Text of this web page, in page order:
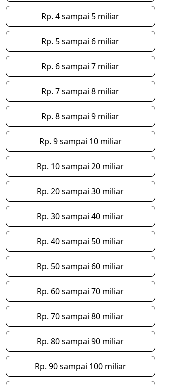
Rp. 4 sampai 5 miliar
Rp. 5 sampai 6 miliar
Rp. 6 sampai 7 miliar
Rp. 7 sampai 8 miliar
Rp. 8 sampai 9 miliar
Rp. 9 sampai 10 miliar
Rp. 10 sampai 20 miliar
Rp. 20 sampai 30 miliar
Rp. 30 sampai 40 miliar
Rp. 40 sampai 50 miliar
Rp. 50 sampai 60 miliar
Rp. 60 sampai 70 miliar
Rp. 70 sampai 80 miliar
Rp. 80 sampai 90 miliar
Rp. 90 sampai 100 miliar